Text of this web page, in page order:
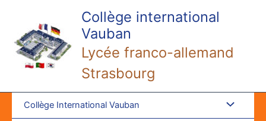
contenu
Collège international
Vauban
Lycée franco-allemand
Strasbourg
Collège International Vauban